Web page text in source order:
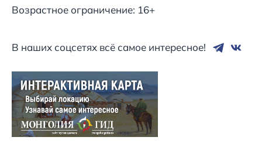
Возрастное ограничение: 16+
В наших соцсетях всё самое интересное!